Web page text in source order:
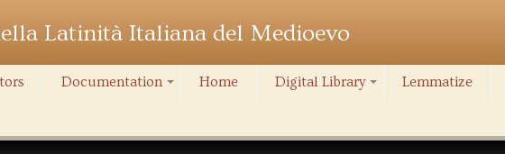
Latinità Italiana del Medioevo
Documentation Home Digital Library Lemmatize